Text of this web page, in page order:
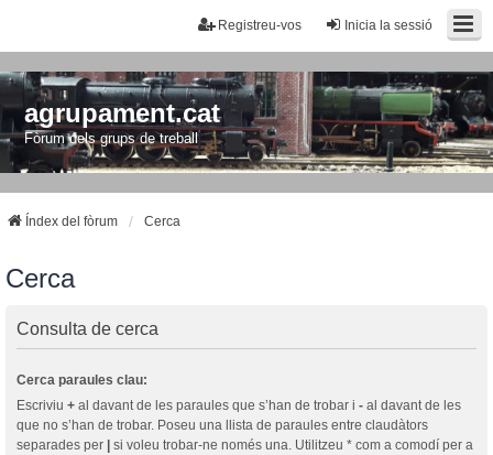
Inicia la sessió
Registreu-vos
agrupament.cat
Fòrum dels grups de treball
Índex del fòrum Cerca
Cerca
Consulta de cerca
Cerca paraules clau:
Escriviu + al davant de les paraules que s’han de trobar i - al davant de les
que no s’han de trobar. Poseu una llista de paraules entre claudàtors
separades per | si voleu trobar-ne només una. Utilitzeu * com a comodí per a